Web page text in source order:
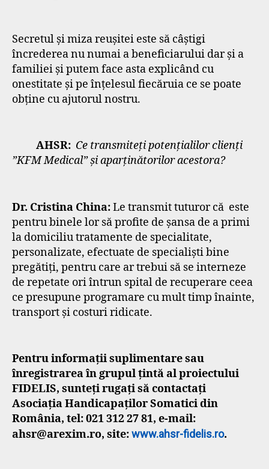
Secretul și miza reușitei este să câștigi
încrederea nu numai a beneficiarului dar și a
familiei și putem face asta explicând cu
onestitate și pe înțelesul fiecăruia ce se poate
obține cu ajutorul nostru.
AHSR: Ce transmiteți potențialilor clienți
”KFM Medical” și aparținătorilor acestora?
Dr. Cristina China:Le transmit tuturor că este
pentru binele lor să profite de șansa de a primi
la domiciliu tratamente de specialitate,
personalizate, efectuate de specialiști bine
pregătiți, pentru care ar trebui să se interneze
de repetate ori întrun spital de recuperare ceea
ce presupune programare cu mult timp înainte,
transport și costuri ridicate.
Pentru informaţii suplimentare sau
înregistrarea în grupul țintă al proiectului
FIDELIS, sunteți rugați să contactaţi
Asociația Handicapaților Somatici din
România, tel: 021 312 27 81, e-mail:
ahsr@arexim.ro, site:www.ahsr-fidelis.ro.